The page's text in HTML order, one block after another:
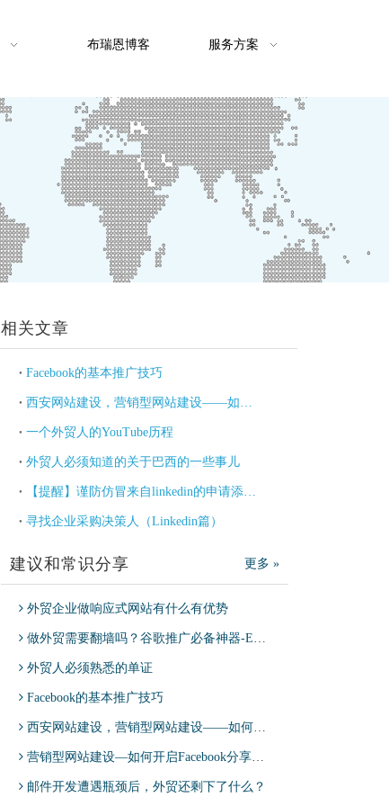
布瑞恩博客 服务方案
相关文章
Facebook的基本推广技巧
一个外贸人的YouTube历程
外贸人必须知道的关于巴西的一些事儿
寻找企业采购决策人（Linkedin篇）
建议和常识分享 更多 »
外贸企业做响应式网站有什么有优势
做外贸需要翻墙吗？谷歌推广必备神器-EasyTogo，适用于Google Ads，Google分析师等工具
外贸人必须熟悉的单证
Facebook的基本推广技巧
西安网站建设，营销型网站建设——如何开启Facebook分享优化？
营销型网站建设—如何开启Facebook分享优化？
邮件开发遭遇瓶颈后，外贸还剩下了什么？